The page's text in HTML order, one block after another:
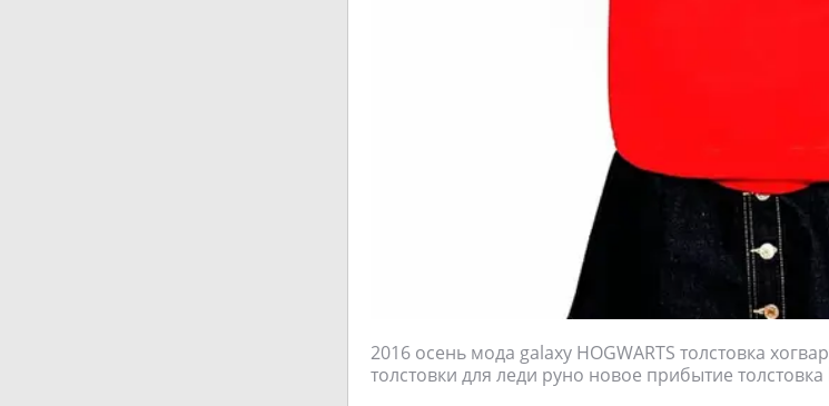
2016 осень мода galaxy HOGWARTS толстовка
толстовки для леди руно новое прибытие